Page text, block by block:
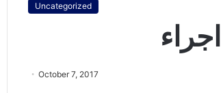
Uncategorized
October 7, 2017